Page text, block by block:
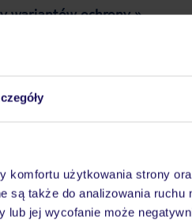
komfortu użytkowania strony
także do analizowania ruchu
jej wycofanie może
wariantów ochrony »